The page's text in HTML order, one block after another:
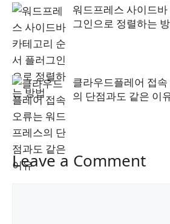
워드프레스 사이드
그인으로 정렬하는
클라우드플레어 접
의 단점과도 같은 이
Leave a Comment